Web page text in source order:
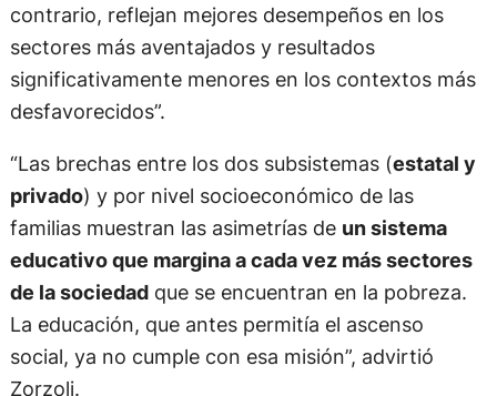
contrario, reflejan mejores desempeños en los
sectores más aventajados y resultados
significativamente menores en los contextos más
desfavorecidos”.
“Las brechas entre los dos subsistemas (estatal y
privado) y por nivel socioeconómico de las
familias muestran las asimetrías de un sistema
educativo que margina a cada vez más sectores
de la sociedadque se encuentran en la pobreza.
La educación, que antes permitía el ascenso
social, ya no cumple con esa misión”, advirtió
Zorzoli.